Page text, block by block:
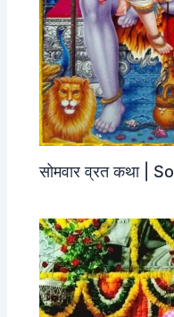
सोमवार व्रत कथा |